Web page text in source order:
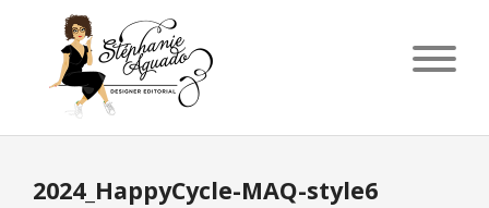
2024_HappyCycle-MAQ-style6